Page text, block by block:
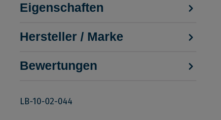
Eigenschaften
Hersteller / Marke
Bewertungen
LB-10-02-044